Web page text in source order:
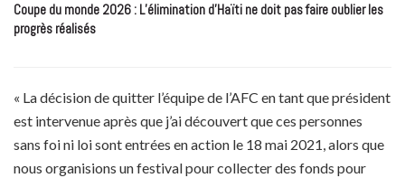
Coupe du monde 2026 : L’élimination d’Haïti ne doit pas faire oublier les
progrès réalisés
« La décision de quitter l’équipe de l’AFC en tant que président
est intervenue après que j’ai découvert que ces personnes
sans foi ni loi sont entrées en action le 18 mai 2021, alors que
nous organisions un festival pour collecter des fonds pour